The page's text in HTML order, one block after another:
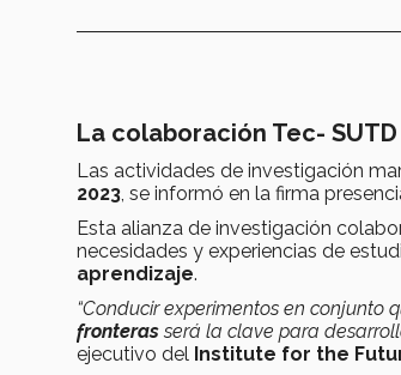
La colaboración Tec-
Las actividades de investigación
2023, se informó en la firma
Esta alianza de investigación
necesidades y experiencias de
aprendizaje.
“Conducir experimentos en conjunto
fronterasserá la clave para
ejecutivo del Institute for the